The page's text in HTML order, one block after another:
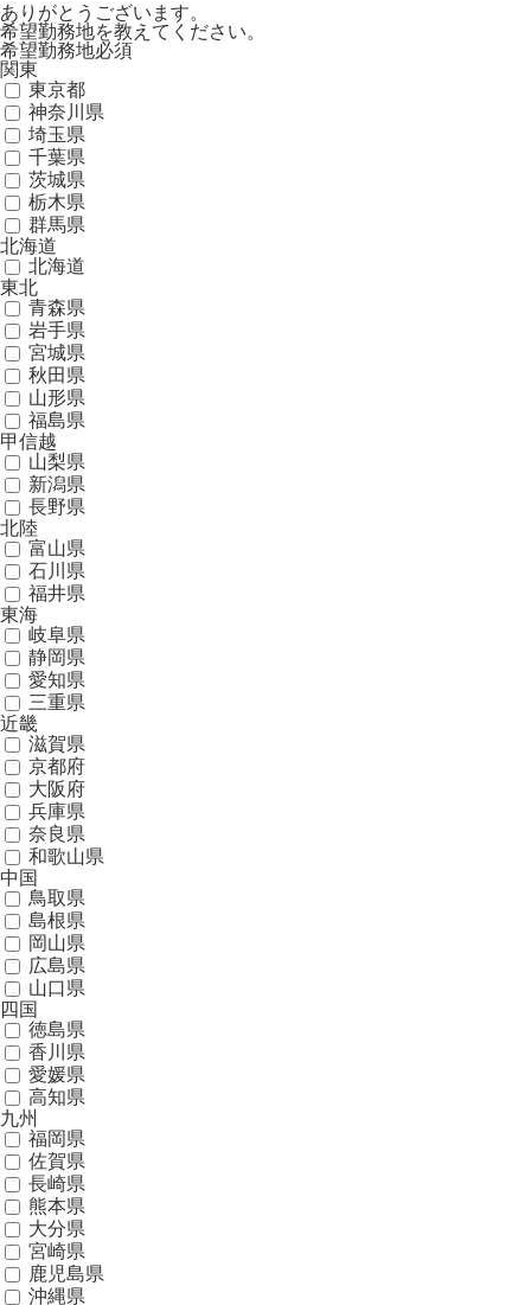
ありがとうございます。
希望勤務地を教えてください。
希望勤務地必須
関東
東京都
神奈川県
埼玉県
千葉県
茨城県
栃木県
群馬県
北海道
北海道
東北
青森県
岩手県
宮城県
秋田県
山形県
福島県
甲信越
山梨県
新潟県
長野県
北陸
富山県
石川県
福井県
東海
岐阜県
静岡県
愛知県
三重県
近畿
滋賀県
京都府
大阪府
兵庫県
奈良県
和歌山県
中国
鳥取県
島根県
岡山県
広島県
山口県
四国
徳島県
香川県
愛媛県
高知県
九州
福岡県
佐賀県
長崎県
熊本県
大分県
宮崎県
鹿児島県
沖縄県